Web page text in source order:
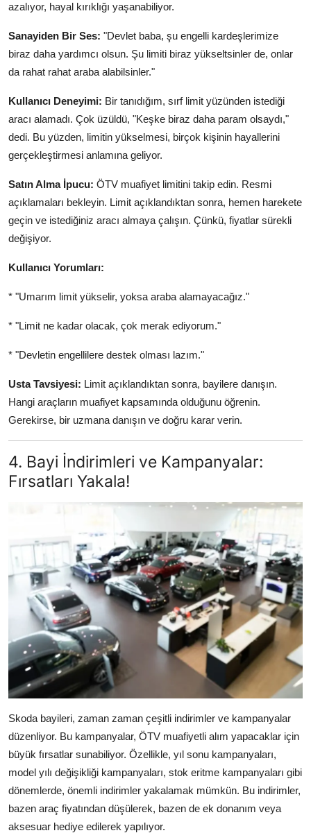
azalıyor, hayal kırıklığı yaşanabiliyor.
Sanayiden Bir Ses: "Devlet baba, şu engelli kardeşlerimize
biraz daha yardımcı olsun. Şu limiti biraz yükseltsinler de, onlar
da rahat rahat araba alabilsinler."
Kullanıcı Deneyimi: Bir tanıdığım, sırf limit yüzünden istediği
aracı alamadı. Çok üzüldü, "Keşke biraz daha param olsaydı,"
dedi. Bu yüzden, limitin yükselmesi, birçok kişinin hayallerini
gerçekleştirmesi anlamına geliyor.
Satın Alma İpucu: ÖTV muafiyet limitini takip edin. Resmi
açıklamaları bekleyin. Limit açıklandıktan sonra, hemen harekete
geçin ve istediğiniz aracı almaya çalışın. Çünkü, fiyatlar sürekli
değişiyor.
Kullanıcı Yorumları:
* "Umarım limit yükselir, yoksa araba alamayacağız."
* "Limit ne kadar olacak, çok merak ediyorum."
* "Devletin engellilere destek olması lazım."
Usta Tavsiyesi: Limit açıklandıktan sonra, bayilere danışın.
Hangi araçların muafiyet kapsamında olduğunu öğrenin.
Gerekirse, bir uzmana danışın ve doğru karar verin.
4. Bayi İndirimleri ve Kampanyalar:
Fırsatları Yakala!
Skoda bayileri, zaman zaman çeşitli indirimler ve kampanyalar
düzenliyor. Bu kampanyalar, ÖTV muafiyetli alım yapacaklar için
büyük fırsatlar sunabiliyor. Özellikle, yıl sonu kampanyaları,
model yılı değişikliği kampanyaları, stok eritme kampanyaları gibi
dönemlerde, önemli indirimler yakalamak mümkün. Bu indirimler,
bazen araç fiyatından düşülerek, bazen de ek donanım veya
aksesuar hediye edilerek yapılıyor.